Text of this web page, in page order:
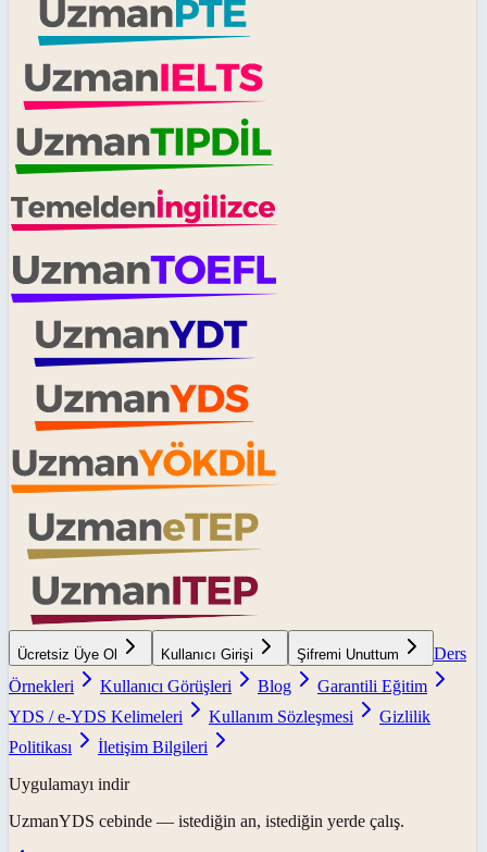
Ücretsiz Üye Ol Kullanıcı Girişi Şifremi Unuttum
Ders
Örnekleri
Kullanıcı Görüşleri Blog
Garantili Eğitim
YDS / e-YDS Kelimeleri
Kullanım Sözleşmesi
Gizlilik
Politikası
İletişim Bilgileri
Uygulamayı indir
UzmanYDS cebinde — istediğin an, istediğin yerde çalış.